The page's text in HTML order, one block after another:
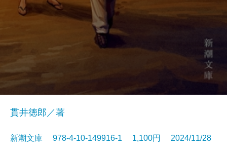
貫井徳郎／著
新潮文庫 978-4-10-149916-1 1,100円 2024/11/28